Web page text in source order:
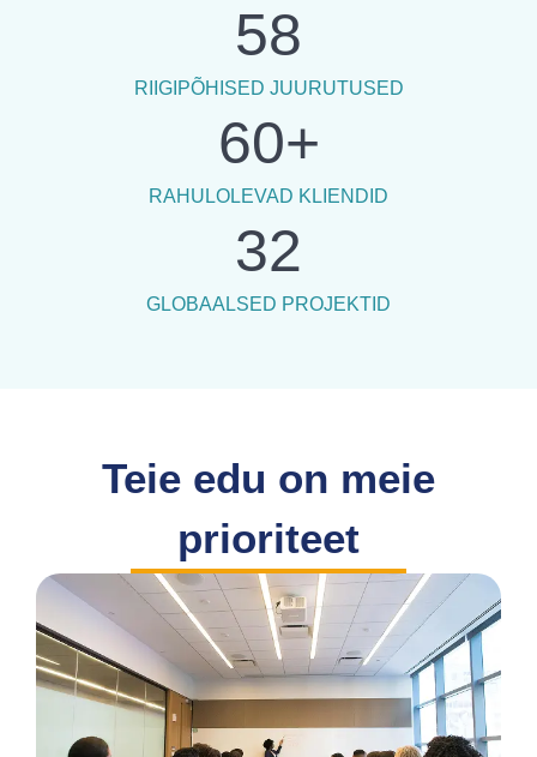
RIIGIPÕHISED JUURUTUSED
58
RAHULOLEVAD KLIENDID
60+
GLOBAALSED PROJEKTID
32
Teie edu on meie
prioriteet